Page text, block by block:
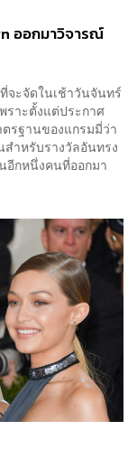
ออกมาวิจารณ์
จะจัดในเช้าวันจันทร์
ราะตั้งแต่ประกาศ
รฐานของแกรมมี่ว่า
ำหรับรางวัลอันทรง
อีกหนึ่งคนที่ออกมา